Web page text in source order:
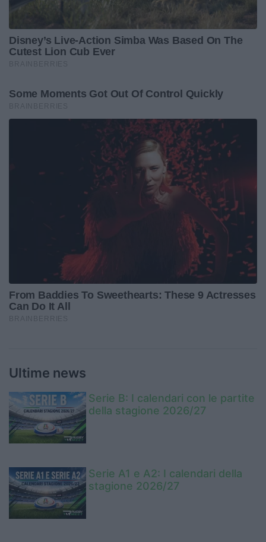
Ultime news
Serie B: I calendari con le partite
della stagione 2026/27
Serie A1 e A2: I calendari della
stagione 2026/27